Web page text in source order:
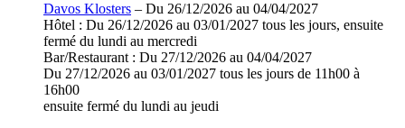
Davos Klosters – Du 26/12/2026 au 04/04/2027
Hôtel : Du 26/12/2026 au 03/01/2027 tous les jours, ensuite
fermé du lundi au mercredi
Bar/Restaurant : Du 27/12/2026 au 04/04/2027
Du 27/12/2026 au 03/01/2027 tous les jours de 11h00 à
16h00
ensuite fermé du lundi au jeudi